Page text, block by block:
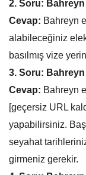
2. Soru:
Cevap: Bahreyn
alabileceğiniz
basılmış vize
3. Soru: Bahreyn
Cevap: Bahreyn
[geçersiz URL
yapabilirsiniz.
seyahat
girmeniz gerekir.